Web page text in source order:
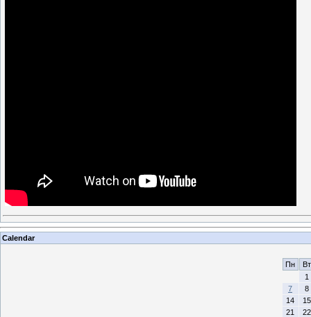
Calendar
Пн
Вт
1
7
8
14
15
21
22